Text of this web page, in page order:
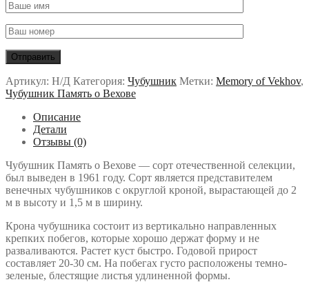
Артикул: Н/Д Категория: Чубушник Метки: Memory of Vekhov,
Чубушник Память о Вехове
Описание
Детали
Отзывы (0)
Чубушник Память о Вехове — сорт отечественной селекции,
был выведен в 1961 году. Сорт является представителем
венечных чубушников с округлой кроной, вырастающей до 2
м в высоту и 1,5 м в ширину.
Крона чубушника состоит из вертикально направленных
крепких побегов, которые хорошо держат форму и не
разваливаются. Растет куст быстро. Годовой прирост
составляет 20-30 см. На побегах густо расположены темно-
зеленые, блестящие листья удлиненной формы.